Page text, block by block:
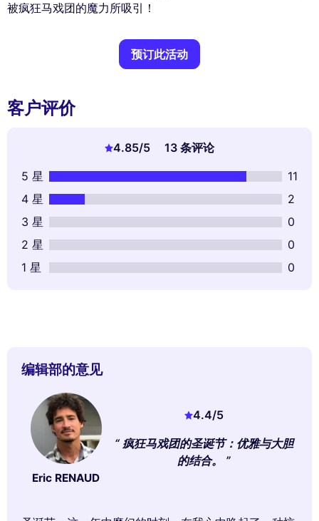
被疯狂马戏团的魔力所吸引！
预订此活动
客户评价
4.85/5
13 条评论
5 星
11
4 星
2
3 星
0
2 星
0
1 星
0
编辑部的意见
Eric RENAUD
4.4/5
疯狂马戏团的圣诞节：优雅与大胆
的结合。